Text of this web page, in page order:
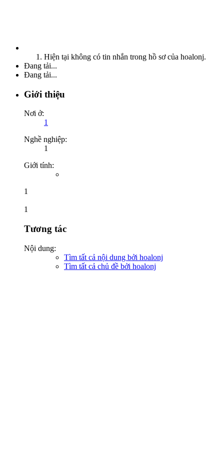
Hiện tại không có tin nhắn trong hồ sơ của hoalonj.
Đang tải...
Đang tải...
Giới thiệu
Nơi ở:
1
Nghề nghiệp:
1
Giới tính:
1
1
Tương tác
Nội dung:
Tìm tất cả nội dung bởi hoalonj
Tìm tất cả chủ đề bởi hoalonj